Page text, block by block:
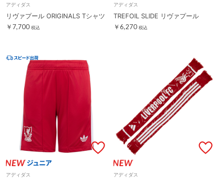
アディダス
リヴァプール ORIGINALS Tシャツ
￥7,700 税込
アディダス
TREFOIL SLIDE リヴァプール
￥6,270 税込
アディダス アディダス